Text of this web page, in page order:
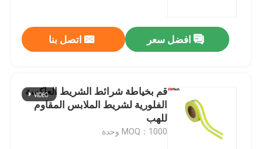
افضل سعر اتصل بنا
قم بخياطة شرائط الشريط العاكسة
الفلورية لشريط الملابس المقاوم
للهب
MOQ：1000 وحدة